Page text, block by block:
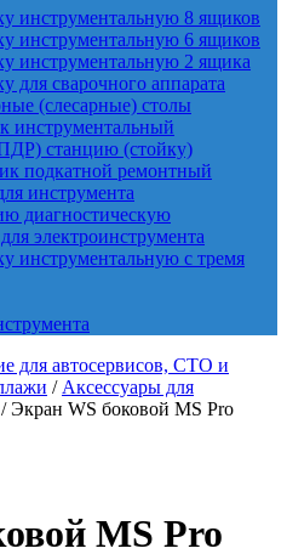
инструментальную 8 ящиков
инструментальную 6 ящиков
инструментальную 2 ящика
для сварочного аппарата
(слесарные) столы
инструментальный
станцию (стойку)
подкатной ремонтный
инструмента
диагностическую
электроинструмента
инструментальную с тремя
для автосервисов, СТО и
/ Аксессуары для
/ Экран WS боковой MS Pro
MS Pro